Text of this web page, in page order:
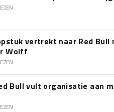
vertrekt naar Red
Wolff
Bull vult organisatie aan